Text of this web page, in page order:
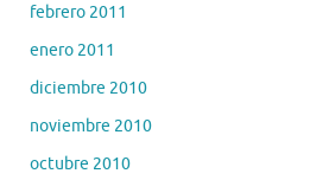
febrero 2011
enero 2011
diciembre 2010
noviembre 2010
octubre 2010